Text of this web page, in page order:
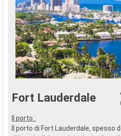
Fort Lauderdale
Il porto :
Il porto di Fort Lauderdale, spesso